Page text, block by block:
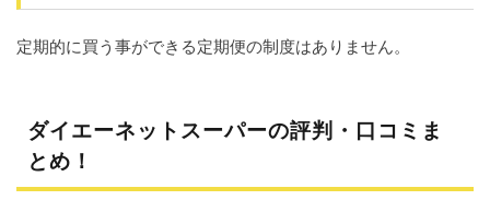
定期的に買う事ができる定期便の制度はありません。
ダイエーネットスーパーの評判・口コミま
とめ！